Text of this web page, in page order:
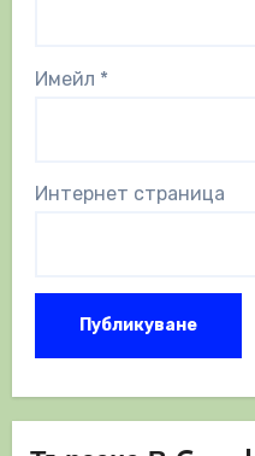
Имейл *
Интернет страница